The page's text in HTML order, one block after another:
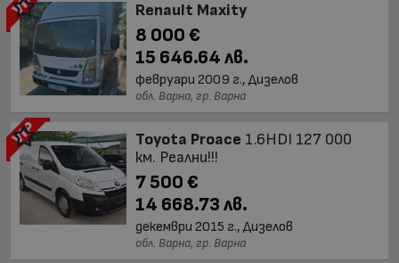
Renault Maxity
8 000 €
15 646.64 лв.
февруари 2009 г., Дизелов
обл. Варна, гр. Варна
Toyota Proace 1.6HDI 127 000
км. Реални!!!
7 500 €
14 668.73 лв.
декември 2015 г., Дизелов
обл. Варна, гр. Варна